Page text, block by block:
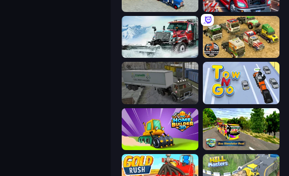
Offroad Cargo Transport Truck Just Park It 12
Snow Plow Truck Euro Truck Driving Simulator 2025
Russian Kamaz Truck Driver Tow N Go
Home Builder 3D Bus Simulator Real